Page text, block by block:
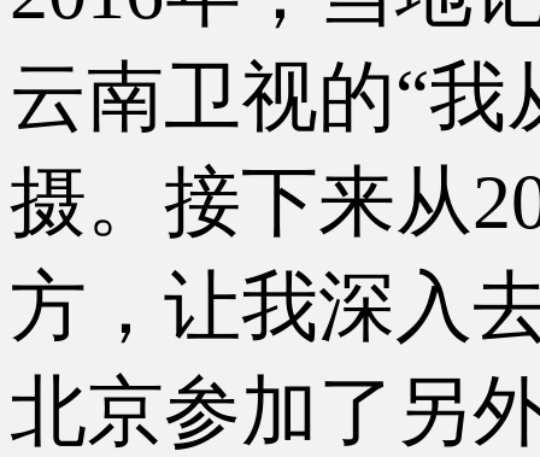
云南卫视的“我
摄。接下来从
方，让我深入
北京参加了另